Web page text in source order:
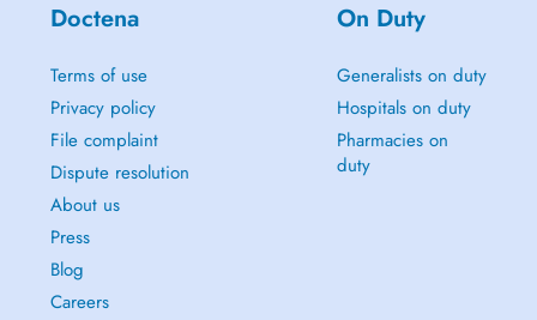
Doctena
Terms of use
Privacy policy
File complaint
Dispute resolution
About us
Press
Blog
Careers
On Duty
Generalists on duty
Hospitals on duty
Pharmacies on
duty